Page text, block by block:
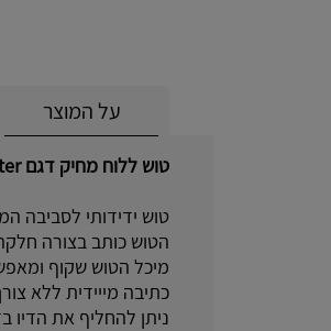
על המוצר
טוש ללוח מחיק דגם V Board Master מבית חברת Pilot.
טוש ידידותי לסביבה המיוצר מעד 92%
הטוש כותב בצורה
מיכל הטוש שקוף
כתיבה מייידית ללא
ניתן להחליף את הדיו